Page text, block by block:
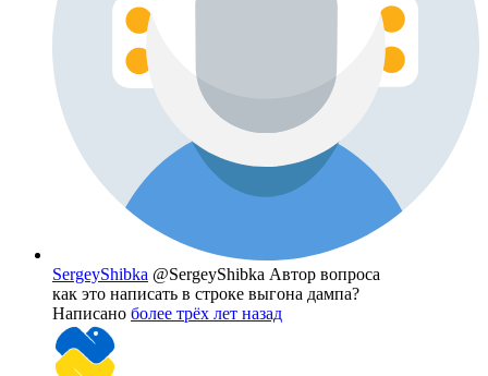
SergeyShibka @SergeyShibka Автор вопроса
как это написать в строке выгона дампа?
Написано более трёх лет назад